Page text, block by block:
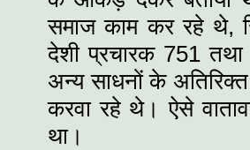
समाज काम कर रहे थे,
देशी प्रचारक 751
अन्‍य साधनों के
करवा रहे थे। ऐसे
था।